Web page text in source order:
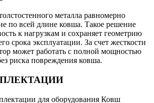
металла равномерно
по всей длине ковша. Такое решение
к нагрузкам и сохраняет геометрию
срока эксплуатации. За счет жесткости
может работать с полной мощностью
риска повреждения ковша.